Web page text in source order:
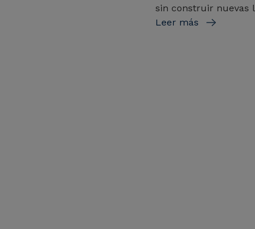
sin construir nuevas
Leer más